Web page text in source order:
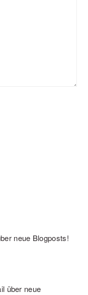
neue Blogposts!
über neue